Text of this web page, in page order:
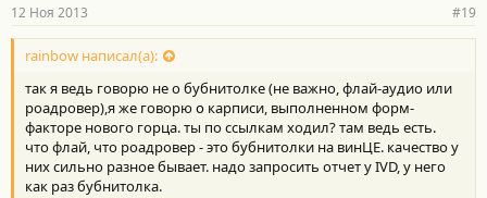
12 Ноя 2013 #19
rainbow написал(а):
так я ведь говорю не о бубнитолке (не важно, флай-аудио или
роадровер),я же говорюо карписи, выполненном форм-
факторе нового горца. ты по ссылкам ходил? там ведь есть.
что флай, что роадровер - это бубнитолки на винЦЕ. качество у
них сильно разное бывает. надо запросить отчет у IVD, у него
как раз бубнитолка.